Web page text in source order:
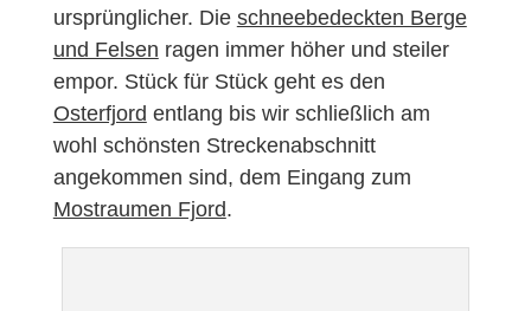
ursprünglicher. Die schneebedeckten Berge
und Felsen ragen immer höher und steiler
empor. Stück für Stück geht es den
Osterfjord entlang bis wir schließlich am
wohl schönsten Streckenabschnitt
angekommen sind, dem Eingang zum
Mostraumen Fjord.